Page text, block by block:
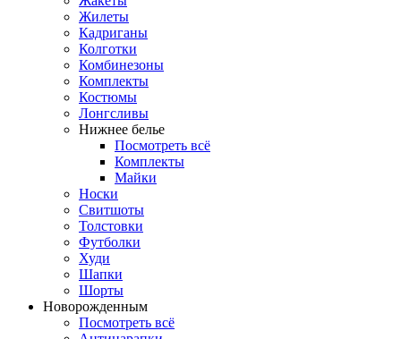
Жилеты
Кадриганы
Колготки
Комбинезоны
Комплекты
Костюмы
Лонгсливы
Нижнее белье
Посмотреть всё
Комплекты
Майки
Носки
Свитшоты
Толстовки
Футболки
Худи
Шапки
Шорты
Новорожденным
Посмотреть всё